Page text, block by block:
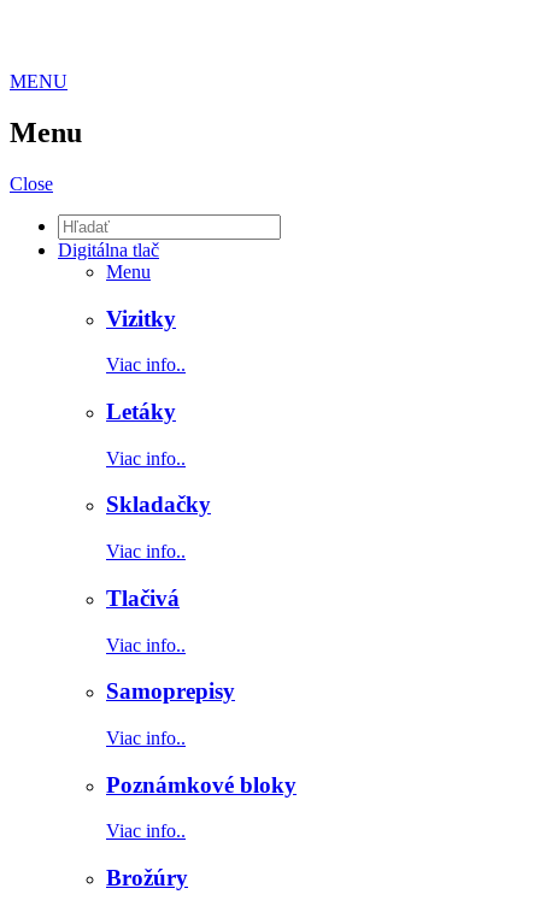
MENU
Menu
Close
Digitálna tlač
Menu
Vizitky
Viac info..
Letáky
Viac info..
Skladačky
Viac info..
Tlačivá
Viac info..
Samoprepisy
Viac info..
Poznámkové bloky
Viac info..
Brožúry